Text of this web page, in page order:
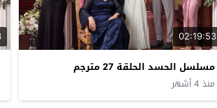
02:19:53
مسلسل الحسد الحلقة 27 مترجم
منذ 4 أشهر